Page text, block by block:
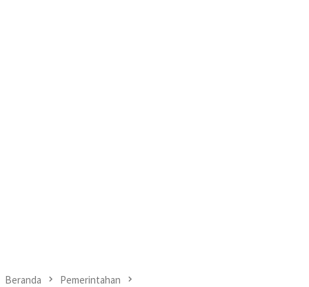
Beranda Pemerintahan